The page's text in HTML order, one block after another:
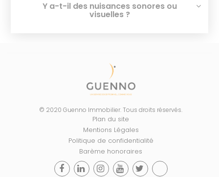
Y a-t-il des nuisances sonores ou
visuelles ?
© 2020 Guenno Immobilier. Tous droits réservés.
Plan du site
Mentions Légales
Politique de confidentialité
Barème honoraires